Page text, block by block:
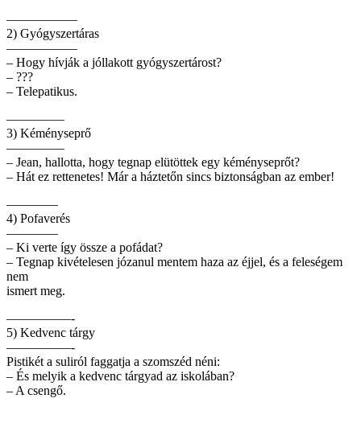
—————–
2) Gyógyszertáras
—————–
– Hogy hívják a jóllakott gyógyszertárost?
– ???
– Telepatikus.
————–
3) Kéményseprő
————–
– Jean, hallotta, hogy tegnap elütöttek egy kéményseprőt?
– Hát ez rettenetes! Már a háztetőn sincs biztonságban az ember!
————
4) Pofaverés
————
– Ki verte így össze a pofádat?
– Tegnap kivételesen józanul mentem haza az éjjel, és a feleségem
nem
ismert meg.
—————-
5) Kedvenc tárgy
—————-
Pistikét a suliról faggatja a szomszéd néni:
– És melyik a kedvenc tárgyad az iskolában?
– A csengő.